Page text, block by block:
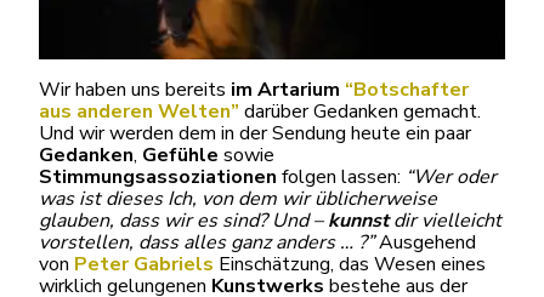
Wir haben uns bereits im Artarium “Botschafter
aus anderen Welten” darüber Gedanken gemacht.
Und wir werden dem in der Sendung heute ein paar
Gedanken, Gefühle sowie
Stimmungsassoziationen folgen lassen: “Wer oder
was ist dieses Ich, von dem wir üblicherweise
glauben, dass wir es sind? Und –kunnstdir vielleicht
vorstellen, dass alles ganz anders … ?”Ausgehend
von Peter Gabriels Einschätzung, das Wesen eines
wirklich gelungenen Kunstwerks bestehe aus der